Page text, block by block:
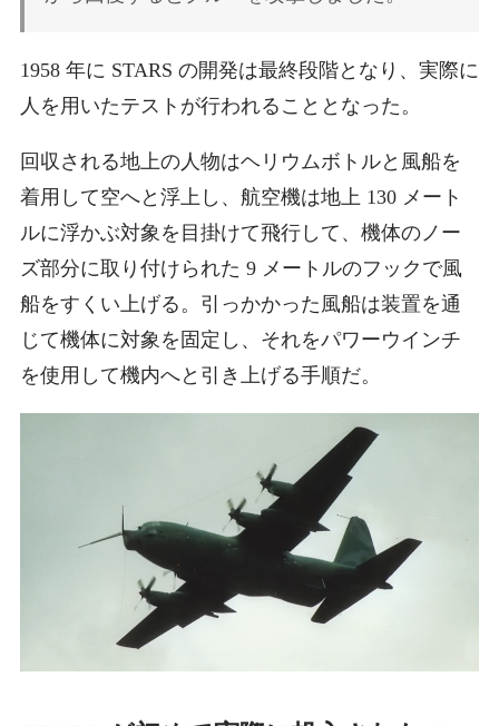
1958 年に STARS の開発は最終段階となり、実際に
人を用いたテストが行われることとなった。
回収される地上の人物はヘリウムボトルと風船を
着用して空へと浮上し、航空機は地上 130 メート
ルに浮かぶ対象を目掛けて飛行して、機体のノー
ズ部分に取り付けられた 9 メートルのフックで風
船をすくい上げる。引っかかった風船は装置を通
じて機体に対象を固定し、それをパワーウインチ
を使用して機内へと引き上げる手順だ。